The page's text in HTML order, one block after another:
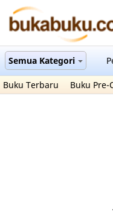
Semua Kategori
Buku Terbaru Buku Pre-